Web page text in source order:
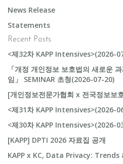
News Release
Statements
Recent Posts
<제32차 KAPP Intensives>(2026-
「개정 개인정보 보호법의 새로운
임」 SEMINAR 초청(2026-07-20)
[개인정보전문가협회 x 전국정보보
<제31차 KAPP Intensives>(2026-
<제30차 KAPP Intensives>(2026-
[KAPP] DPTI 2026 자료집 공개
KAPP x KC, Data Privacy: